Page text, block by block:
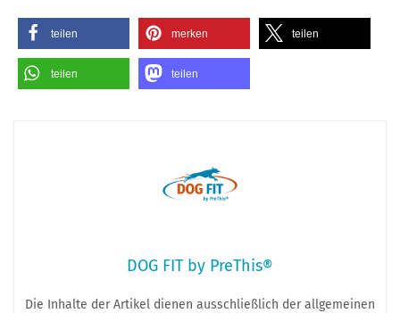
teilen merken teilen
teilen teilen
DOG FIT by PreThis®
Die Inhalte der Artikel dienen ausschließlich der allgemeinen